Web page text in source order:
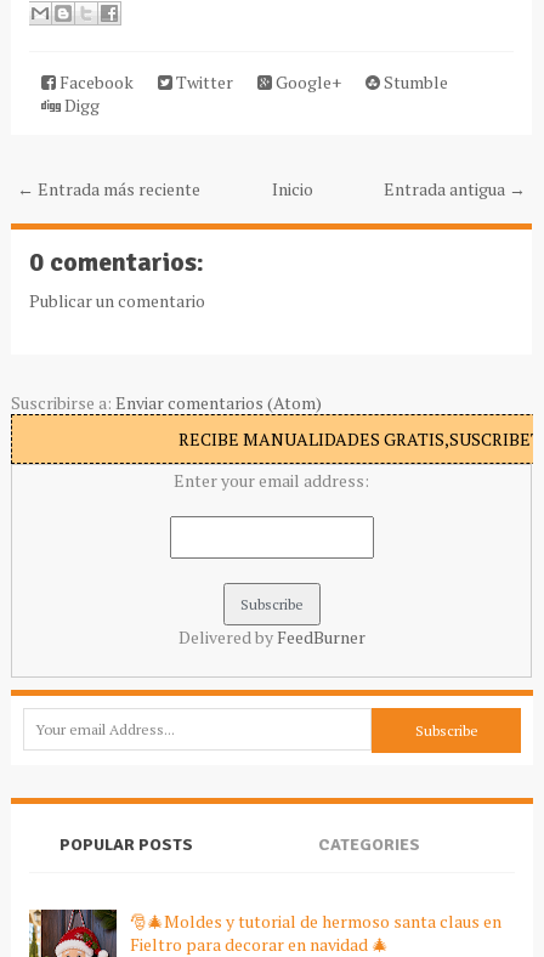
Facebook Twitter Google+
Stumble
Digg
← Entrada más reciente Entrada antigua →
Inicio
0 comentarios:
Publicar un comentario
Suscribirse a: Enviar comentarios (Atom)
RECIBE MANUALIDADES
Enter your email address:
Delivered by FeedBurner
POPULAR POSTS CATEGORIES
🎅🎄Moldes y tutorial de hermoso santa claus en
Fieltro para decorar en navidad 🎄